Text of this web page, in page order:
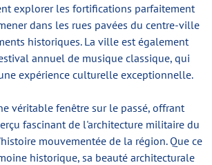
explorer les fortifications parfaitement
dans les rues pavées du centre-ville
historiques. La ville est également
annuel de musique classique, qui
expérience culturelle exceptionnelle.
véritable fenêtre sur le passé, offrant
fascinant de l'architecture militaire du
mouvementée de la région. Que ce
historique, sa beauté architecturale